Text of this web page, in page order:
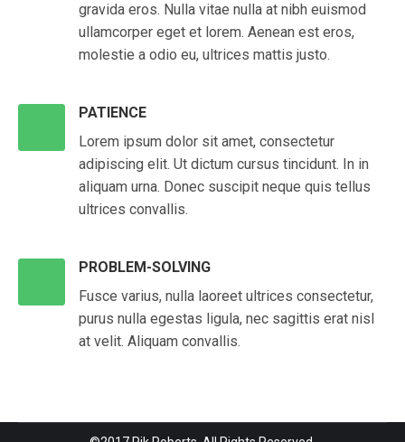
gravida eros. Nulla vitae nulla at nibh euismod
ullamcorper eget et lorem. Aenean est eros,
molestie a odio eu, ultrices mattis justo.
PATIENCE
Lorem ipsum dolor sit amet, consectetur
adipiscing elit. Ut dictum cursus tincidunt. In in
aliquam urna. Donec suscipit neque quis tellus
ultrices convallis.
PROBLEM-SOLVING
Fusce varius, nulla laoreet ultrices consectetur,
purus nulla egestas ligula, nec sagittis erat nisl
at velit. Aliquam convallis.